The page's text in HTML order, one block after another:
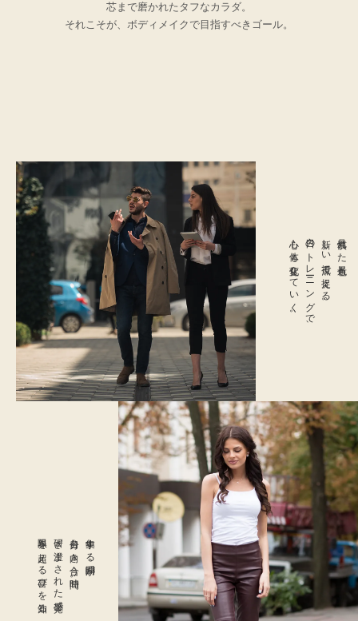
芯まで磨かれたタフなカラダ。
それこそが、ボディメイクで目指すべきゴール。
見慣れた景色も、
新しい視点で捉える。
日々のトレーニングで、
心も体も変化していく。
集中する瞬間が、
自分と向き合う時間。
研ぎ澄まされた感覚で、
限界を超える喜びを知る。